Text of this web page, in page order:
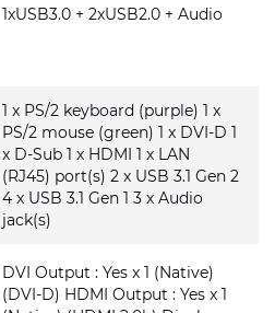
1xUSB3.0 + 2xUSB2.0 + Audio
1 x PS/2 keyboard (purple) 1 x
PS/2 mouse (green) 1 x DVI-D 1
x D-Sub 1 x HDMI 1 x LAN
(RJ45) port(s) 2 x USB 3.1 Gen 2
4 x USB 3.1 Gen 1 3 x Audio
jack(s)
DVI Output : Yes x 1 (Native)
(DVI-D) HDMI Output : Yes x 1